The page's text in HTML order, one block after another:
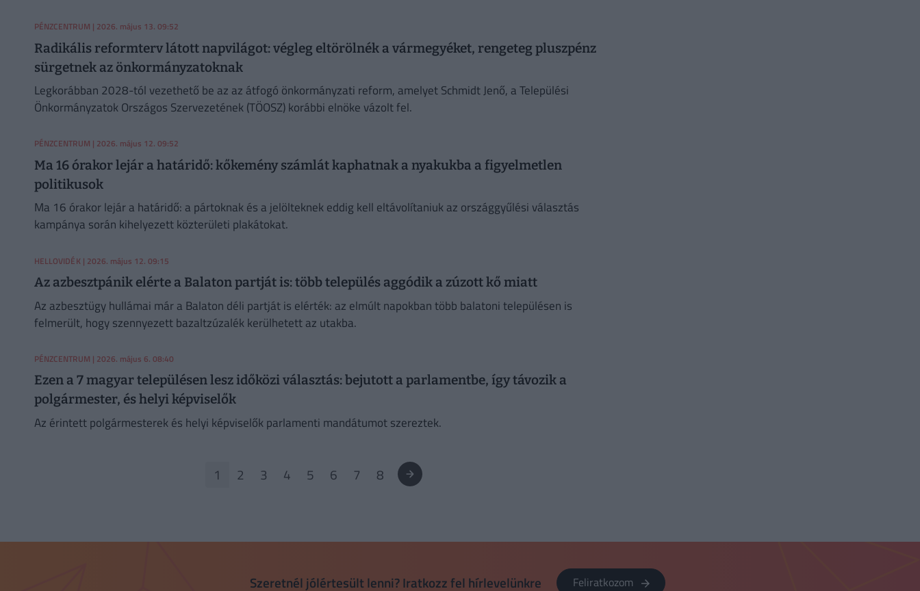
PÉNZCENTRUM | 2026. május 13. 09:52
Radikális reformterv látott napvilágot: végleg eltörölnék a vármegyéket, rengeteg pluszpénz
sürgetnek az önkormányzatoknak
Legkorábban 2028-tól vezethető be az az átfogó önkormányzati reform, amelyet Schmidt Jenő, a Települési
Önkormányzatok Országos Szervezetének (TÖOSZ) korábbi elnöke vázolt fel.
PÉNZCENTRUM | 2026. május 12. 09:52
Ma 16 órakor lejár a határidő: kőkemény számlát kaphatnak a nyakukba a figyelmetlen
politikusok
Ma 16 órakor lejár a határidő: a pártoknak és a jelölteknek eddig kell eltávolítaniuk az országgyűlési választás
kampánya során kihelyezett közterületi plakátokat.
HELLOVIDÉK| 2026. május 12. 09:15
Az azbesztpánik elérte a Balaton partját is: több település aggódik a zúzott kő miatt
Az azbesztügy hullámai már a Balaton déli partját is elérték: az elmúlt napokban több balatoni településen is
felmerült, hogy szennyezett bazaltzúzalék kerülhetett az utakba.
PÉNZCENTRUM | 2026. május 6. 08:40
Ezen a 7 magyar településen lesz időközi választás: bejutott a parlamentbe, így távozik a
polgármester, és helyi képviselők
Az érintett polgármesterek és helyi képviselők parlamenti mandátumot szereztek.
1 2 3 4 5 6 7 8
Szeretnél jólértesült lenni? Iratkozz fel hírlevelünkre Feliratkozom